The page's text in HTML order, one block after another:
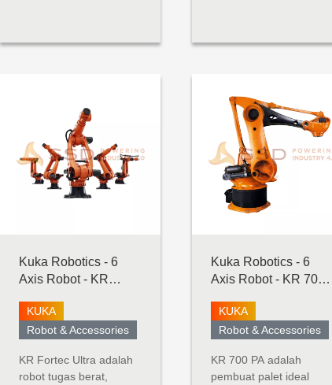
ideal untuk digunakan
dan aplikasi penggerak
sekrup dan mur. Robot
pembangkit tenaga...
mempertahankan
angkat 30 kg dan
jangkauan 1300 mm,
robot ini dapat
menangani mesin yang
lebih besar,
mempaletka...
Kuka Robotics - 6
Axis Robot - KR
KUKA
Robot & Accessories
KR Fortec Ultra adalah
robot tugas berat,
Kuka Robotics - 6
Axis Robot - KR 700
KUKA
Robot & Accessories
KR 700 PA adalah
pembuat palet ideal